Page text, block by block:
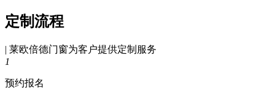
定制流程
| 莱欧倍德门窗为客户提供定制服务
1
预约报名